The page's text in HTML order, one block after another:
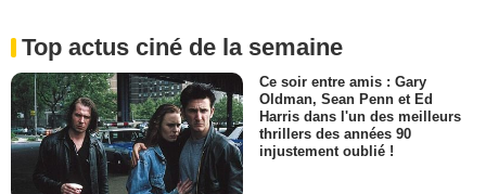
Top actus ciné de la semaine
Ce soir entre amis : Gary
Oldman, Sean Penn et Ed
Harris dans l'un des meilleurs
thrillers des années 90
injustement oublié !